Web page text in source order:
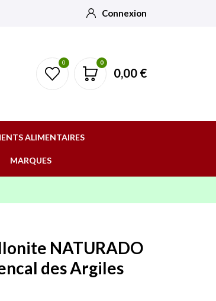
Connexion
0 0
0,00 €
ALIMENTAIRES
MARQUES
NATURADO
des Argiles